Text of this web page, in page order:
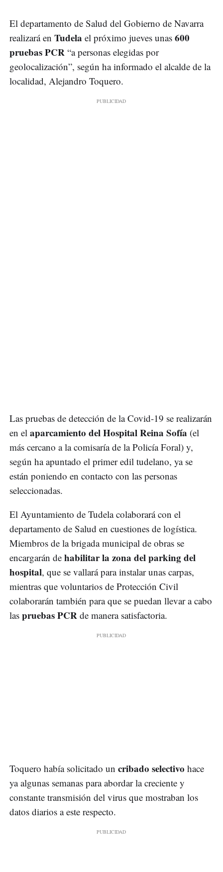
El departamento de Salud del Gobierno de Navarra
realizará en Tudela el próximo jueves unas 600
pruebas PCR “a personas elegidas por
geolocalización”, según ha informado el alcalde de la
localidad, Alejandro Toquero.
Las pruebas de detección de la Covid-19 se realizarán
en el aparcamiento del Hospital Reina Sofía (el
más cercano a la comisaría de la Policía Foral) y,
según ha apuntado el primer edil tudelano, ya se
están poniendo en contacto con las personas
seleccionadas.
El Ayuntamiento de Tudela colaborará con el
departamento de Salud en cuestiones de logística.
Miembros de la brigada municipal de obras se
encargarán de habilitar la zona del parking del
hospital, que se vallará para instalar unas carpas,
mientras que voluntarios de Protección Civil
colaborarán también para que se puedan llevar a cabo
las pruebas PCR de manera satisfactoria.
Toquero había solicitado un cribado selectivo hace
ya algunas semanas para abordar la creciente y
constante transmisión del virus que mostraban los
datos diarios a este respecto.